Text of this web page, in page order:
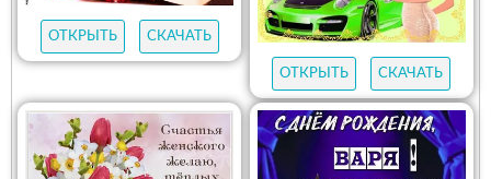
ОТКРЫТЬ СКАЧАТЬ
ОТКРЫТЬ СКАЧАТЬ